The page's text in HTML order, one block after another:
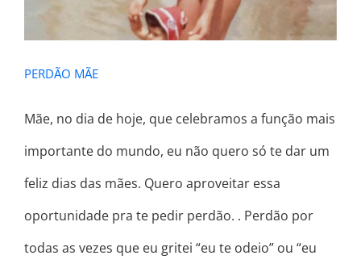
PERDÃO MÃE
Mãe, no dia de hoje, que celebramos a função mais
importante do mundo, eu não quero só te dar um
feliz dias das mães. Quero aproveitar essa
oportunidade pra te pedir perdão. . Perdão por
todas as vezes que eu gritei “eu te odeio” ou “eu